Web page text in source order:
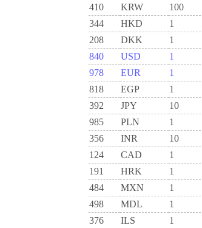
410
KRW 100
344
HKD 1
208
DKK 1
840
USD 1
978
EUR 1
818
EGP 1
392
JPY 10
985
PLN 1
356
INR 10
124
CAD 1
191
HRK 1
484
MXN 1
498
MDL 1
376
ILS 1